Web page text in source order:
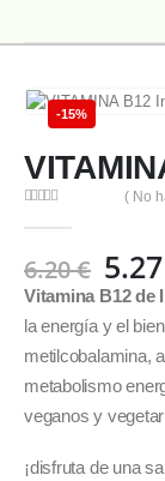
-15%
( No
6.20€ El
era:
Vitamina B12 de
la energía y el
metilcobalamina,
metabolismo
veganos y
¡disfruta de una